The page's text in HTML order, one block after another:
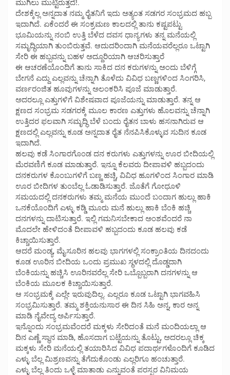
ಮುಗಿಲು ಮುಟ್ಟಿರುತ್ತದೆ!.
ದೇಶಕ್ಕೆಲ್ಲ ಅನ್ನದಾತ ನಮ್ಮ ರೈತನಿಗೆ ಇದು ಅತ್ಯಂತ ಸಡಗರ ಸಂಭ್ರಮದ ಹಬ್ಬ
ಇದಾಗಿದೆ. ಏಕೆಂದರೆ ಈ ಸಂಕ್ರಮಣ ಕಾಲದಲ್ಲಿ ತಾನು ಕಷ್ಟಪಟ್ಟು
ಭೂಮಿಯನ್ನು ನಂಬಿ ಉತ್ತಿ ಬೆಳೆದ ದವಸ ಧಾನ್ಯಗಳು ತನ್ನ ಮನೆಯಲ್ಲಿ
ಸಮೃದ್ಧಿಯಾಗಿ ತುಂಬಿರುತ್ತವೆ. ಆದುದರಿಂದಾಗಿ ಮನೆಯವರೆಲ್ಲರೂ ಒಟ್ಟಾಗಿ
ಸೇರಿ ಈ ಹಬ್ಬವನ್ನು ಬಹಳ ಅದ್ದೂರಿಯಾಗಿ ಆಚರಿಸುತ್ತಾರೆ
ಈ ಆಚರಣೆಯೊಂದಿಗೆ ತಾನು ಸಾಕಿದ ದನ ಕರುಗಳನ್ನು ಅಂದು ಬೆಳಿಗ್ಗೆ
ಬೇಗನೆ ಎದ್ದು ಎಲ್ಲವನ್ನು ಚೆನ್ನಾಗಿ ತೊಳೆದು ವಿವಿಧ ಬಣ್ಣಗಳಿಂದ ಸಿಂಗರಿಸಿ,
ವರ್ಣರಂಜಿತ ಹೂವುಗಳನ್ನು ಅಲಂಕರಿಸಿ ಪೂಜೆ ಮಾಡುತ್ತಾರೆ.
ಅದರಲ್ಲೂ ಎತ್ತುಗಳಿಗೆ ವಿಶೇಷವಾದ ಪೂಜೆಯನ್ನು ಮಾಡುತ್ತಾರೆ. ತನ್ನ ಆ
ಕ್ಷಣದ ಸಂಭ್ರಮ ಸಡಗರಕ್ಕೆ ಮೂಲ ಕಾರಣ ಎತ್ತುಗಳು ಹೊಲವನ್ನು ಚೆನ್ನಾಗಿ
ಉತ್ತಿದರ ಫಲವಾಗಿ ಸಮೃದ್ಧಿ ಬೆಳೆ ಬಂದು ರೈತನ ಬಾಳು ಹಸನಾಗಿರುವ ಆ
ಕ್ಷಣದಲ್ಲಿ ಎಲ್ಲವನ್ನು ಕೂಡ ಅನ್ನದಾತ ರೈತ ನೆನಪಿಸಿಕೊಳ್ಳುವ ಸುದಿನ ಕೂಡ
ಇದಾಗಿದೆ.
ಹಲವು ಕಡೆ ಸಿಂಗಾರಗೊಂಡ ದನ ಕರುಗಳು ಎತ್ತುಗಳನ್ನು ಊರ ಬೀದಿಯಲ್ಲಿ
ಮೆರವಣಿಗೆ ಕೂಡ ಮಾಡುತ್ತಾರೆ. ಇನ್ನೂ ಕೆಲವರು ದೀಪಾವಳಿ ಹಬ್ಬದಂದು
ದನಕರುಗಳ ಕೊಂಬುಗಳಿಗೆ ಬಣ್ಣ ಹಚ್ಚಿ, ವಿವಿಧ ಹೂಗಳಿಂದ ಸಿಂಗಾರ ಮಾಡಿ
ಊರ ಬೀದಿಗಳ ತುಂಬೆಲ್ಲ ಓಡಾಡಿಸುತ್ತಾರೆ. ಜೊತೆಗೆ ಗೋಧೂಳಿ
ಸಮಯದಲ್ಲಿ ದನಕರುಗಳು ತಮ್ಮ ಮನೆಯ ಮುಂದೆ ಬಂದಾಗ ಹುಲ್ಲು ಹಾಕಿ
ಒನಕೆಯೊಂದಿಗೆ ಎಳ್ಳು ಕಡ್ಡಿ ಮೂರು ಮನೆ ಹುಲ್ಲು ಹಾಕಿ ಬೆಂಕಿ ಹಚ್ಚಿ
ದನಗಳನ್ನು ದಾಟಿಸುತ್ತಾರೆ. ಇಲ್ಲಿ ಗಮನಿಸಬೇಕಾದ ಅಂಶವೆಂದರೆ ನಾ
ಮೊದಲೇ ಹೇಳಿದಂತೆ ದೀಪಾವಳಿ ಹಬ್ಬದಂದು ಕೂಡ ಹಲವು ಕಡೆ
ಕಿಚ್ಚಾಯಿಸುತ್ತಾರೆ.
ಆದರೆ ಮಂಡ್ಯ, ಮೈಸೂರಿನ ಹಲವು ಭಾಗಗಳಲ್ಲಿ ಸಂಕ್ರಾಂತಿಯ ದಿನದಂದು
ಕೂಡ ಊರಿನ ಬೀದಿಯ ಒಂದು ಪ್ರಮುಖ ಸ್ಥಳದಲ್ಲಿ ದೊಡ್ಡದಾಗಿ
ಬೆಂಕಿಯನ್ನು ಹಚ್ಚಿಸಿ ಊರಿನವರೆಲ್ಲ ಸೇರಿ ಒಬ್ಬೊಬ್ಬರಾಗಿ ದನಗಳನ್ನು ಆ
ಬೆಂಕಿಯ ಮೂಲಕ ಕಿಚ್ಚಾಯಿಸುತ್ತಾರೆ.
ಆ ಸಂಭ್ರಮಕ್ಕೆ ಎಲ್ಲೇ ಇರುವುದಿಲ್ಲ. ಎಲ್ಲರೂ ಕೂಡ ಒಟ್ಟಾಗಿ ಭಾಗವಹಿಸಿ
ಸಂಭ್ರಮಿಸುತ್ತಾರೆ. ತಮ್ಮ ಶಕ್ತಿಯನುಸಾರ ಈ ದಿನ ಸಿಹಿ ಅನ್ನ, ಕಾರ ಅನ್ನ
ಮಾಡಿ ನೈವೇದ್ಯ ಅರ್ಪಿಸುತ್ತಾರೆ.
ಇನ್ನೊಂದು ಸಂಭ್ರಮವೆಂದರೆ ಮಕ್ಕಳು ಸೇರಿದಂತೆ ಮನೆ ಮಂದಿಯಲ್ಲಾ ಆ
ದಿನ ಎಣ್ಣೆ ಸ್ಥಾನ ಮಾಡಿ, ಹೊಸದಾಗ ಬಟ್ಟೆಯನ್ನು ತೊಟ್ಟು, ಅದರಲ್ಲೂ ಚಿಕ್ಕ
ಮಕ್ಕಳು ಸೇರಿ ಮನೆಯಲ್ಲಿ ತಯಾರಿಸಿದ ವಿವಿಧ ಪದಾರ್ಥಗಳೊಂದಿಗೆ ಕೂಡಿದ
ಎಳ್ಳು ಬೆಲ್ಲ ಮಿಶ್ರಣವನ್ನು ತೆಗೆದುಕೊಂಡು ಎಲ್ಲರಿಗೂ ಹಂಚುತ್ತಾರೆ.
ಎಳ್ಳು ಬೆಲ್ಲ ತಿಂದು ಒಳ್ಳೆ ಮಾತಾಡು ಎನ್ನುವಂತೆ ಪರಸ್ಪರ ವಿನಿಮಯ